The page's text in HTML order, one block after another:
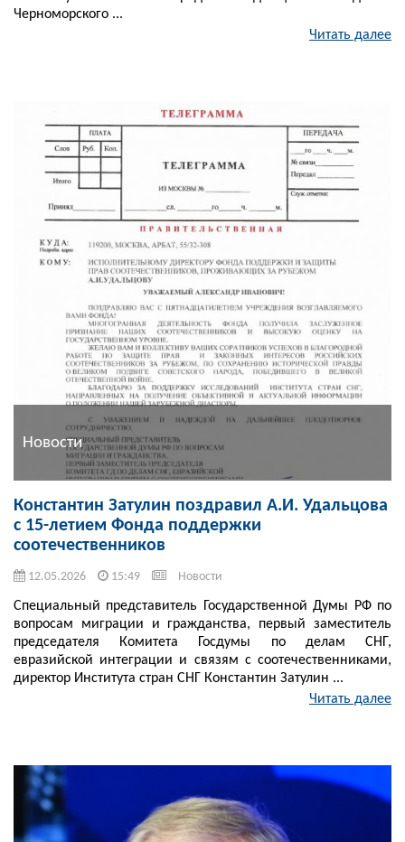
Черноморского ...
Читать далее
Новости
Константин Затулин поздравил А.И. Удальцова
с 15-летием Фонда поддержки
соотечественников
12.05.2026 15:49 Новости
Специальный представитель Государственной Думы РФ по
вопросам миграции и гражданства, первый заместитель
председателя Комитета Госдумы по делам СНГ,
евразийской интеграции и связям с соотечественниками,
директор Института стран СНГ Константин Затулин ...
Читать далее